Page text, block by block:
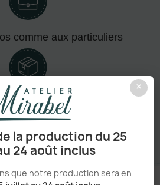
×
la production du 25
24 août inclus
que notre production sera en
comme aux particuliers
de commande